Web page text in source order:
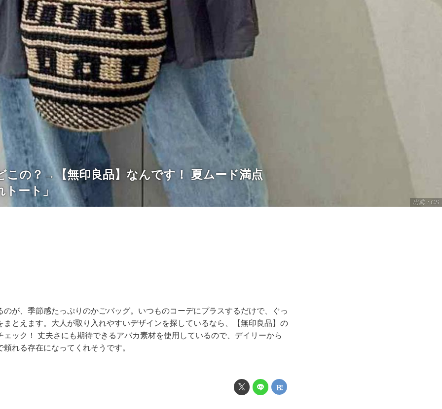
出典：CS
この？→【無印良品】なんです！ 夏ムード満点
ート」
のが、季節感たっぷりのかごバッグ。いつものコーデにプラスするだけで、ぐっ
まとえます。大人が取り入れやすいデザインを探しているなら、【無印良品】の
ェック！ 丈夫さにも期待できるアバカ素材を使用しているので、デイリーから
れる存在になってくれそうです。